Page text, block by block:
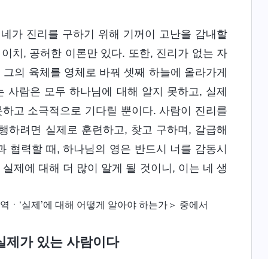
가 진리를 구하기 위해 기꺼이 고난을 감내할
치, 공허한 이론만 있다. 또한, 진리가 없는 자
의 육체를 영체로 바꿔 셋째 하늘에 올라가게
람은 모두 하나님에 대해 알지 못하고, 실제
고 소극적으로 기다릴 뿐이다. 사람이 진리를
하려면 실제로 훈련하고, 찾고 구하며, 갈급해
협력할 때, 하나님의 영은 반드시 너를 감동시
제에 대해 더 많이 알게 될 것이니, 이는 네 생
‘실제’에 대해 어떻게 알아야 하는가＞ 중에서
제가 있는 사람이다